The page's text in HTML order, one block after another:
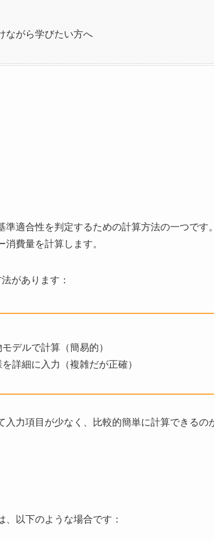
ながら学びたい方へ
準適合性を判定するための計算方法の一つです
費量を計算します。
があります：
デルで計算（簡易的）
詳細に入力（複雑だが正確）
力項目が少なく、比較的簡単に計算できるの
以下のような場合です：